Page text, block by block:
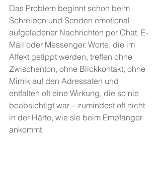
Das Problem beginnt schon beim
Schreiben und Senden emotional
aufgeladener Nachrichten per Chat, E-
Mail oder Messenger. Worte, die im
Affekt getippt werden, treffen ohne
Zwischenton, ohne Blickkontakt, ohne
Mimik auf den Adressaten und
entfalten oft eine Wirkung, die so nie
beabsichtigt war – zumindest oft nicht
in der Härte, wie sie beim Empfänger
ankommt.